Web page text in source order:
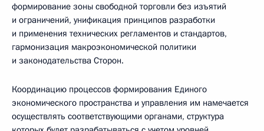
формирование зоны свободной торговли без изъятий
и ограничений, унификация принципов разработки
и применения технических регламентов и стандартов,
гармонизация макроэкономической политики
и законодательства Сторон.
Координацию процессов формирования Единого
экономического пространства и управления им намечается
осуществлять соответствующими органами, структура